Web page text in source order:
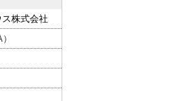
株式会社